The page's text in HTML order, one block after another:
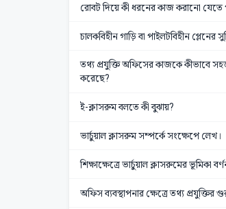
রোবট দিয়ে কী ধরনের কাজ করানো যেতে
চালকবিহীন গাড়ি বা পাইলটবিহীন প্লেনের
তথ্য প্রযুক্তি অফিসের কাজকে কীভাবে
করেছে?
ই-ক্লাসরুম বলতে কী বুঝায়?
ভার্চুয়াল ক্লাসরুম সম্পর্কে সংক্ষেপে লেখ।
শিক্ষাক্ষেত্রে ভার্চুয়াল ক্লাসরুমের ভূমিকা
অফিস ব্যবস্থাপনার ক্ষেত্রে তথ্য প্রযুক্তির